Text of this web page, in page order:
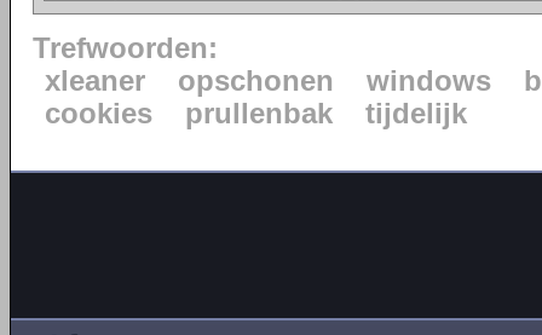
Trefwoorden:
xleaner
opschonen windows
cookies
prullenbak tijdelijk